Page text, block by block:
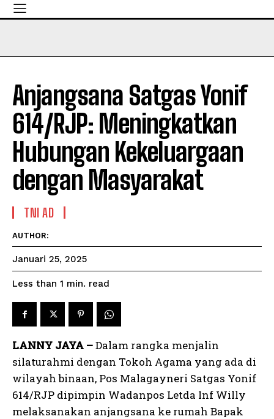
Anjangsana Satgas Yonif
614/RJP: Meningkatkan
Hubungan Kekeluargaan
dengan Masyarakat
TNI AD
AUTHOR:
Januari 25, 2025
Less than 1 min. read
LANNY JAYA –Dalam rangka menjalin
silaturahmi dengan Tokoh Agama yang ada di
wilayah binaan, Pos Malagayneri Satgas Yonif
614/RJP dipimpin Wadanpos Letda Inf Willy
melaksanakan anjangsana ke rumah Bapak